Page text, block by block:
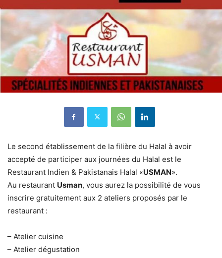
Le second établissement de la filière du Halal à avoir
accepté de participer aux journées du Halal est le
Restaurant Indien & Pakistanais Halal «USMAN».
Au restaurant Usman, vous aurez la possibilité de vous
inscrire gratuitement aux 2 ateliers proposés par le
restaurant :
– Atelier cuisine
– Atelier dégustation